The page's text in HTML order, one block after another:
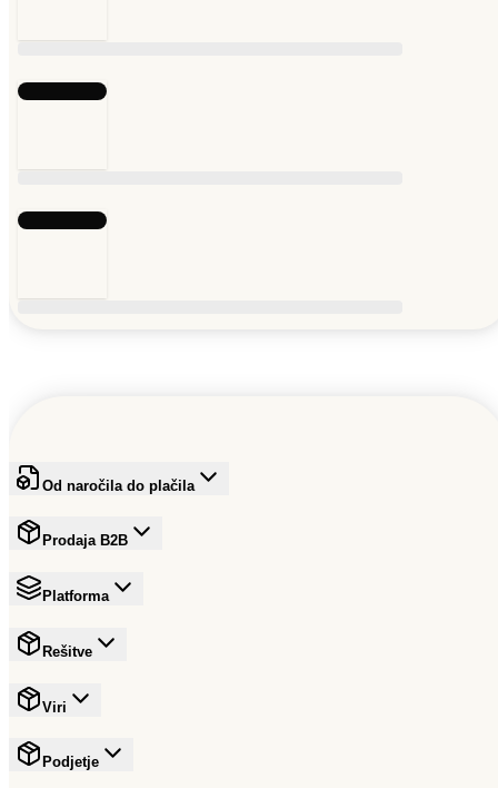
Od naročila do plačila
Prodaja B2B
Platforma
Rešitve
Viri
Podjetje